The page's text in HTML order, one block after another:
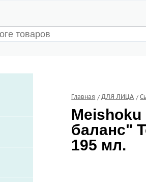
Главная ДЛЯ ЛИЦА
Meishoku
баланс"
195 мл.